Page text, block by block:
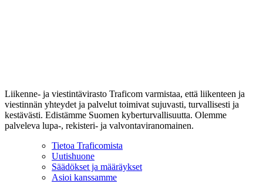
Liikenne- ja viestintävirasto Traficom varmistaa, että liikenteen ja
viestinnän yhteydet ja palvelut toimivat sujuvasti, turvallisesti ja
kestävästi. Edistämme Suomen kyberturvallisuutta. Olemme
palveleva lupa-, rekisteri- ja valvontaviranomainen.
Tietoa Traficomista
Uutishuone
Säädökset ja määräykset
Asioi kanssamme